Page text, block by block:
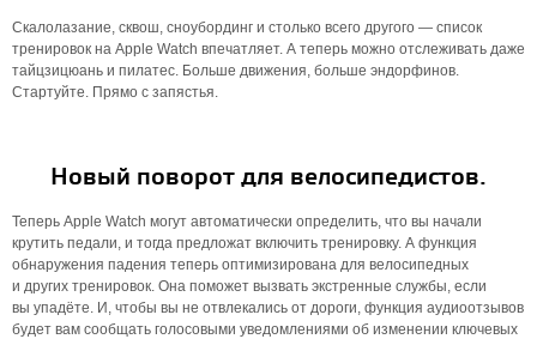
Скалолазание, сквош, сноубординг и столько всего другого — список
тренировок на Apple Watch впечатляет. А теперь можно отслеживать даже
тайцзицюань и пилатес. Больше движения, больше эндорфинов.
Стартуйте. Прямо с запястья.
Новый поворот для велосипедистов.
Теперь Apple Watch могут автоматически определить, что вы начали
крутить педали, и тогда предложат включить тренировку. А функция
обнаружения падения теперь оптимизирована для велоси­пед­ных
и других тренировок. Она поможет вызвать экстренные службы, если
вы упадёте. И, чтобы вы не отвлекались от дороги, функция аудиоотзывов
будет вам сообщать голосовыми уведомлениями об изменении ключевых